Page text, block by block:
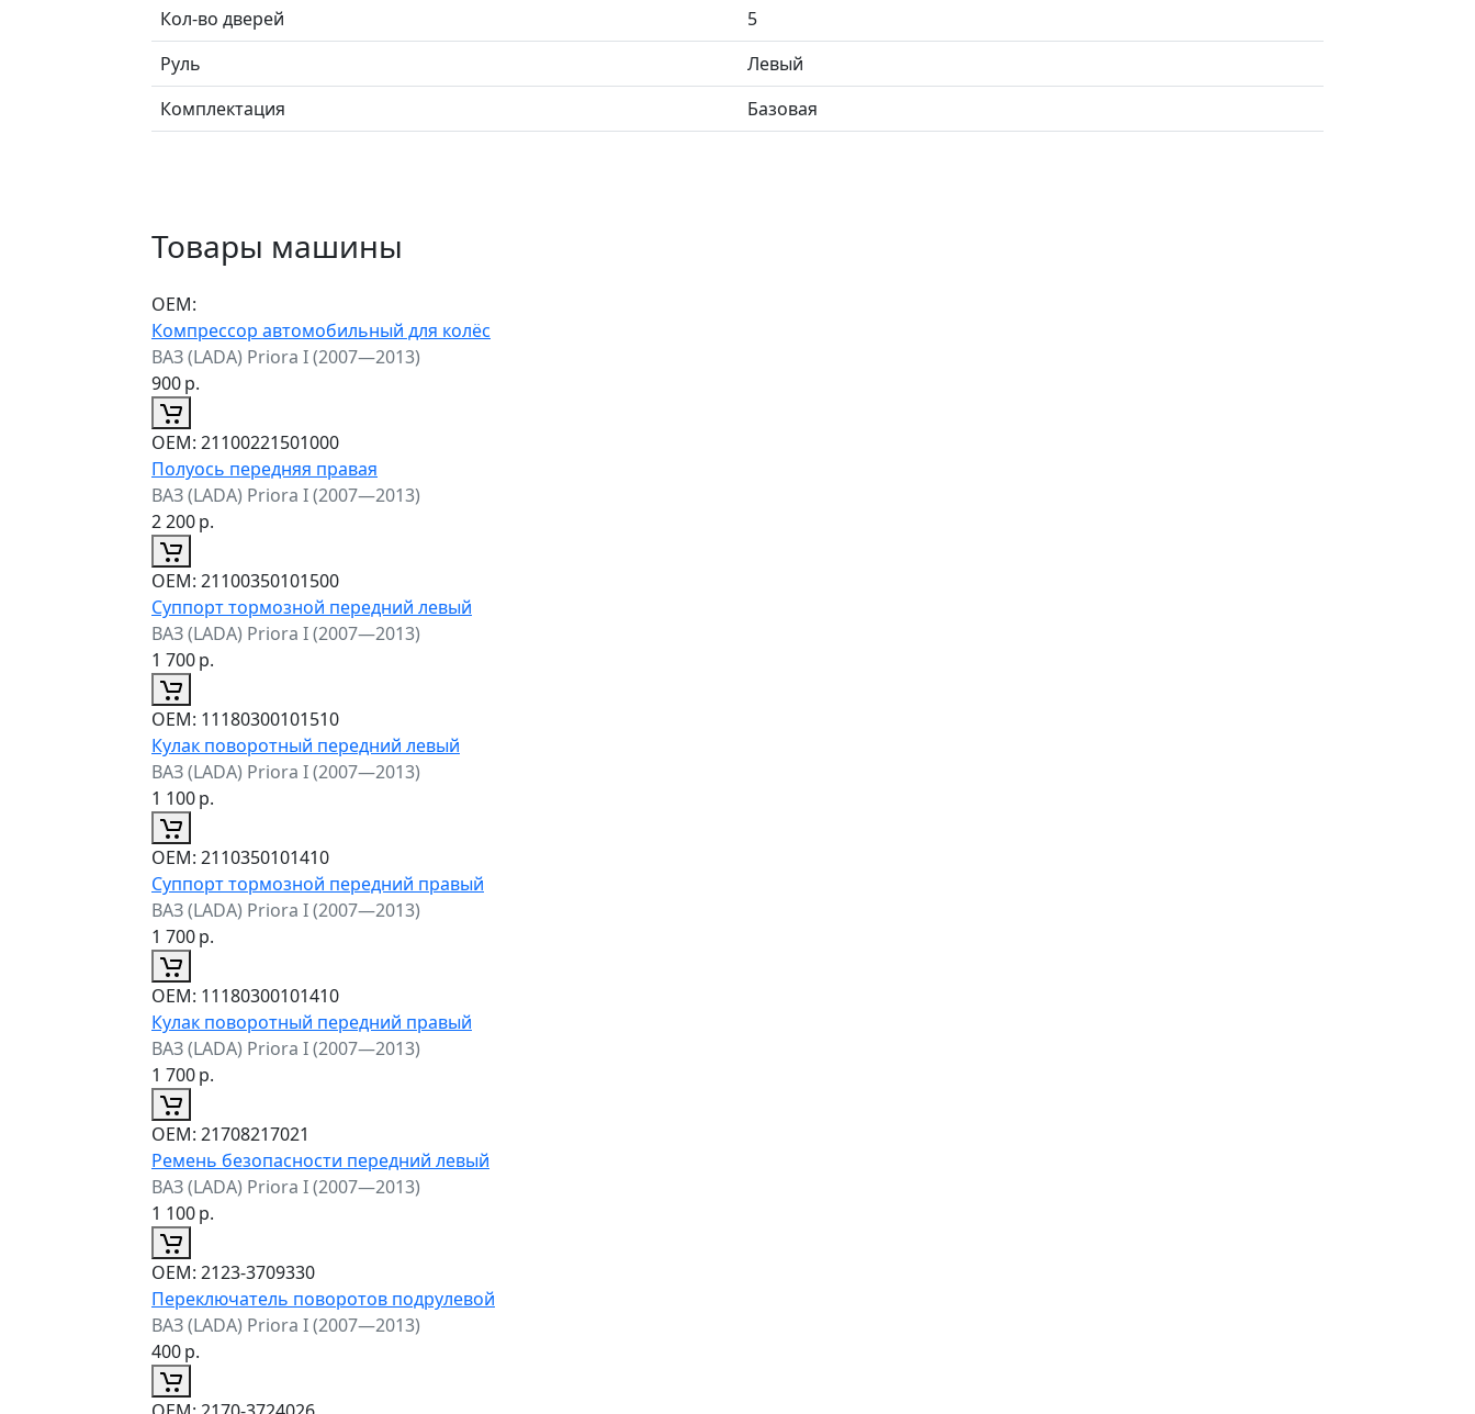
Кол-во дверей
5
Руль
Левый
Комплектация
Базовая
Товары машины
ОЕМ:
Компрессор автомобильный для колёс
ВАЗ (LADA) Priora I (2007—2013)
900р.
ОЕМ: 21100221501000
Полуось передняя правая
ВАЗ (LADA) Priora I (2007—2013)
2 200р.
ОЕМ: 21100350101500
Суппорт тормозной передний левый
ВАЗ (LADA) Priora I (2007—2013)
1 700р.
ОЕМ: 11180300101510
Кулак поворотный передний левый
ВАЗ (LADA) Priora I (2007—2013)
1 100р.
ОЕМ: 2110350101410
Суппорт тормозной передний правый
ВАЗ (LADA) Priora I (2007—2013)
1 700р.
ОЕМ: 11180300101410
Кулак поворотный передний правый
ВАЗ (LADA) Priora I (2007—2013)
1 700р.
ОЕМ: 21708217021
Ремень безопасности передний левый
ВАЗ (LADA) Priora I (2007—2013)
1 100р.
ОЕМ: 2123-3709330
Переключатель поворотов подрулевой
ВАЗ (LADA) Priora I (2007—2013)
400р.